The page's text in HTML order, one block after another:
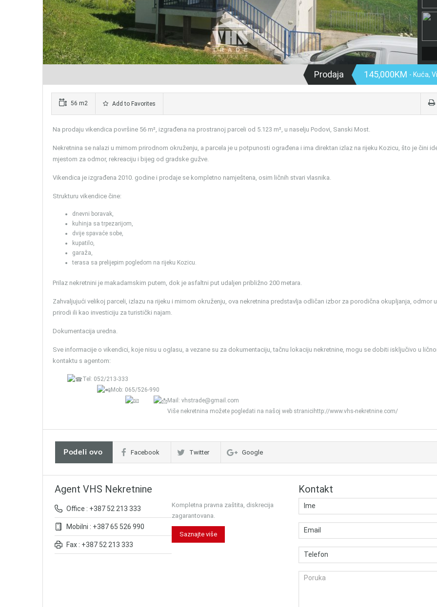
Prodaja 145,000KM - Kuća,
56 m2 Add to Favorites
Na prodaju vikendica površine 56 m², izgrađena na prostranoj parceli od 5.123 m², u naselju Podovi, Sanski Most.
Nekretnina se nalazi u mirnom prirodnom okruženju, a parcela je u potpunosti ograđena i ima direktan izlaz na rijeku Kozicu, što je čini
mjestom za odmor, rekreaciju i bijeg od gradske gužve.
Vikendica je izgrađena 2010. godine i prodaje se kompletno namještena, osim ličnih stvari vlasnika.
Strukturu vikendice čine:
dnevni boravak,
kuhinja sa trpezarijom,
dvije spavaće sobe,
kupatilo,
garaža,
terasa sa prelijepim pogledom na rijeku Kozicu.
Prilaz nekretnini je makadamskim putem, dok je asfaltni put udaljen približno 200 metara.
Zahvaljujući velikoj parceli, izlazu na rijeku i mirnom okruženju, ova nekretnina predstavlja odličan izbor za porodična okupljanja, odmor u
prirodi ili kao investiciju za turistički najam.
Dokumentacija uredna.
Sve informacije o vikendici, koje nisu u oglasu, a vezane su za dokumentaciju, tačnu lokaciju nekretnine, mogu se dobiti isključivo u
kontaktu s agentom:
Tel: 052/213-333
Mob: 065/526-990
Mail: vhstrade@gmail.com
Više nekretnina možete pogledati na našoj web stranicihttp://www.vhs-nekretnine.com/
Podeli ovo Facebook Twitter Google
Agent VHS Nekretnine
Office : +387 52 213 333
Mobilni : +387 65 526 990
Fax : +387 52 213 333
Kompletna pravna zaštita, diskrecija
zagarantovana.
Saznajte više
Kontakt